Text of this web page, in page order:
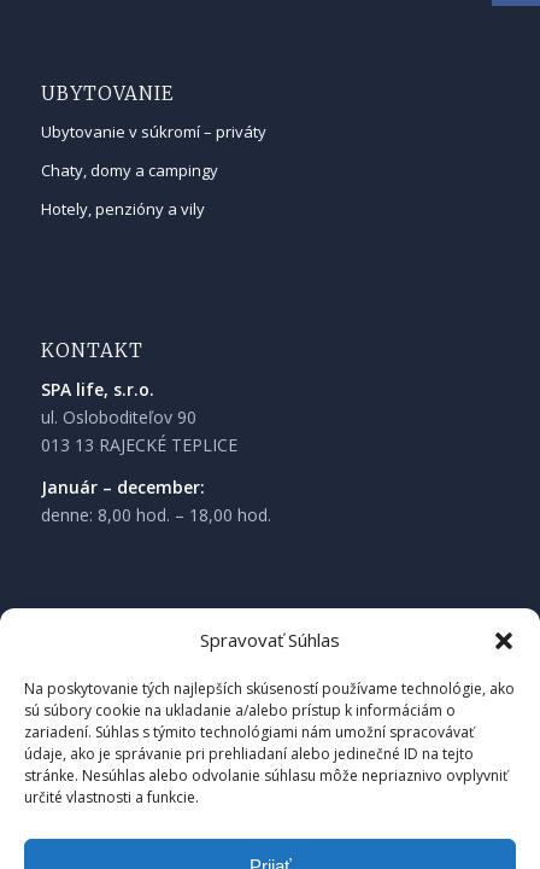
Spravovať Súhlas
Na poskytovanie tých najlepších skúseností používame technológie, ako
sú súbory cookie na ukladanie a/alebo prístup k informáciám o
zariadení. Súhlas s týmito technológiami nám umožní spracovávať
údaje, ako je správanie pri prehliadaní alebo jedinečné ID na tejto
stránke. Nesúhlas alebo odvolanie súhlasu môže nepriaznivo ovplyvniť
určité vlastnosti a funkcie.
UBYTOVANIE
Ubytovanie v súkromí – priváty
Chaty, domy a campingy
Hotely, penzióny a vily
KONTAKT
SPA life, s.r.o.
ul. Osloboditeľov 90
013 13 RAJECKÉ TEPLICE
Január – december:
denne: 8,00 hod. – 18,00 hod.